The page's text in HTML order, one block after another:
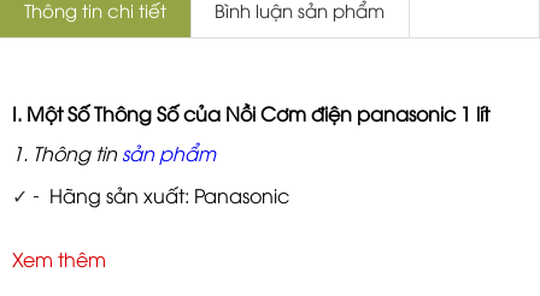
Thông tin chi tiết Bình luận sản phẩm
I. Một Số Thông Số của Nồi Cơm điện panasonic 1 lít
1. Thông tin sản phẩm
✓ - Hãng sản xuất: Panasonic
Xem thêm